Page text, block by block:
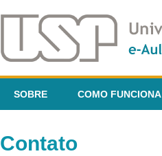
SOBRE COMO FUNCIONA
Contato